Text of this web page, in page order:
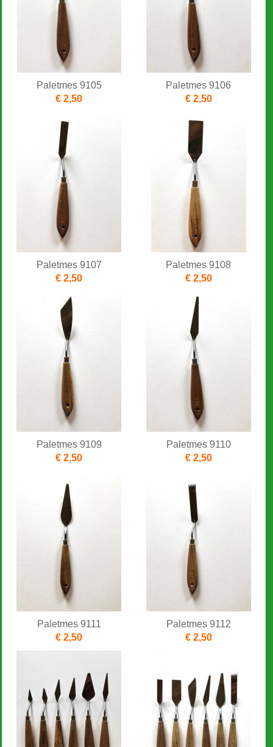
Paletmes 9105
€ 2,50
Paletmes 9106
€ 2,50
Paletmes 9107
€ 2,50
Paletmes 9108
€ 2,50
Paletmes 9109
€ 2,50
Paletmes 9110
€ 2,50
Paletmes 9111
€ 2,50
Paletmes 9112
€ 2,50